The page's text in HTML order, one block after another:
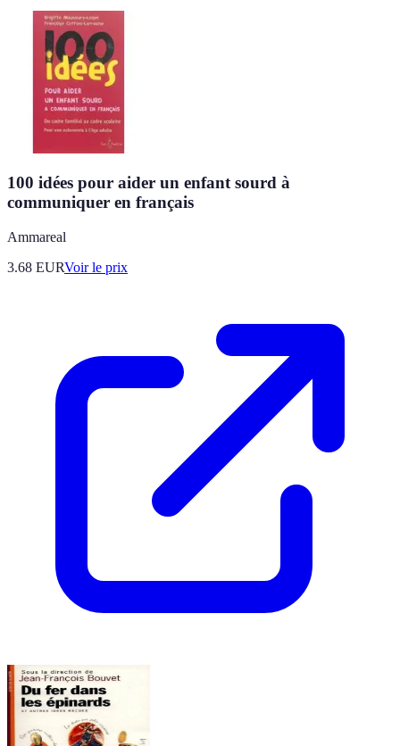
100 idées pour aider un enfant sourd à
communiquer en français
Ammareal
3.68 EURVoir le prix